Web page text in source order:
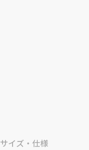
サイズ・仕様